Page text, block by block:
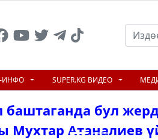
ИНФО SUPER.KG ВИДЕО
бул
Атаналиев